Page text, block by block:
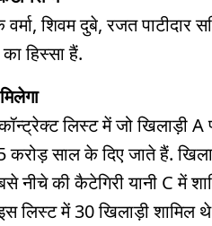
शिवम दुबे, रजत पाटीदार
हिस्सा हैं.
लिस्ट में जो खिलाड़ी
करोड़ साल के दिए जाते हैं.
नीचे की कैटेगिरी यानी C में
लिस्ट में 30 खिलाड़ी